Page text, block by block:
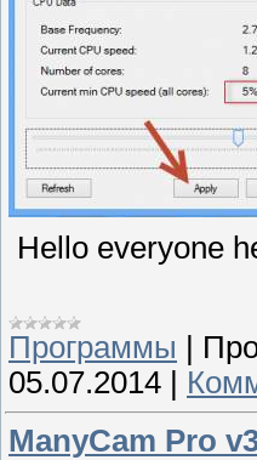
Hello everyone
Программы
05.07.2014
ManyCam Pro